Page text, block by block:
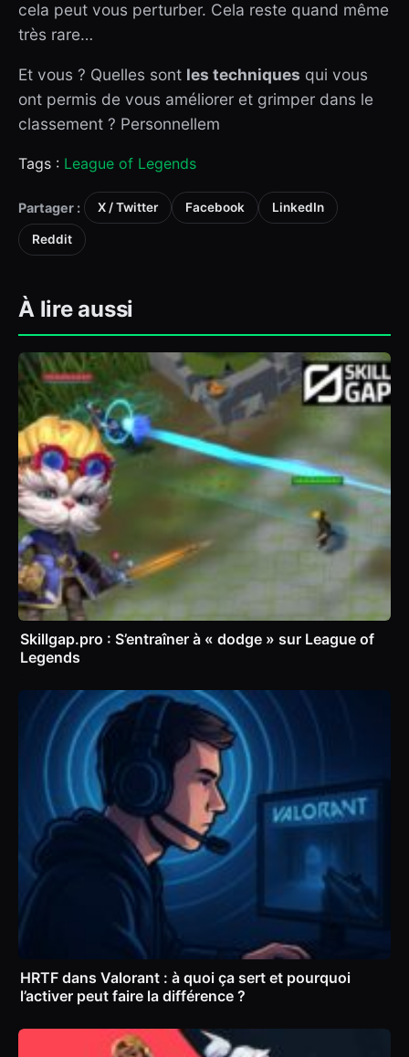
cela peut vous perturber. Cela reste quand même
très rare…
Et vous ? Quelles sont les techniques qui vous
ont permis de vous améliorer et grimper dans le
classement ? Personnellem
Tags : League of Legends
Partager : X / Twitter Facebook LinkedIn
Reddit
À lire aussi
Skillgap.pro : S’entraîner à « dodge » sur League of
Legends
HRTF dans Valorant : à quoi ça sert et pourquoi
l’activer peut faire la différence ?